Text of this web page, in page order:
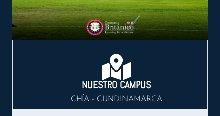
NUESTRO CAMPUS
CHÍA - CUNDINAMARCA